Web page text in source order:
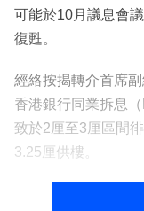
可能於10月議息會
復甦。
經絡按揭轉介首席
香港銀行同業拆息
致於2厘至3厘區間
3.25厘供樓。